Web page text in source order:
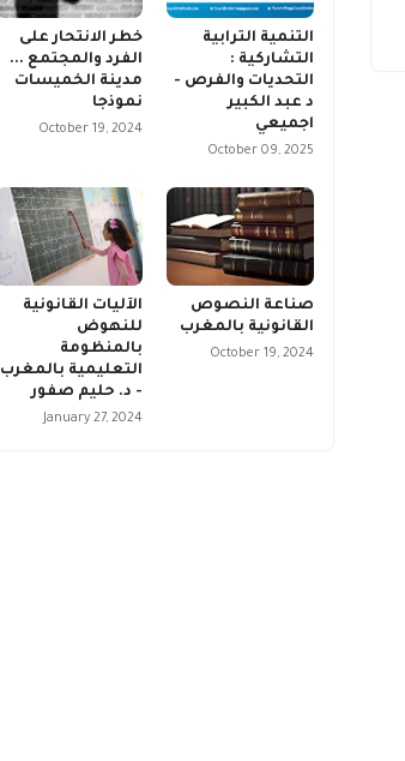
التنمية الترابية
التشاركية :
التحديات والفرص -
د عبد الكبير
اجميعي
October 09, 2025
خطر الانتحار على
الفرد والمجتمع ...
مدينة الخميسات
نموذجا
October 19, 2024
صناعة النصوص
القانونية بالمغرب
October 19, 2024
الآليات القانونية
للنهوض
بالمنظومة
التعليمية بالمغرب
- د. حليم صفور
January 27, 2024